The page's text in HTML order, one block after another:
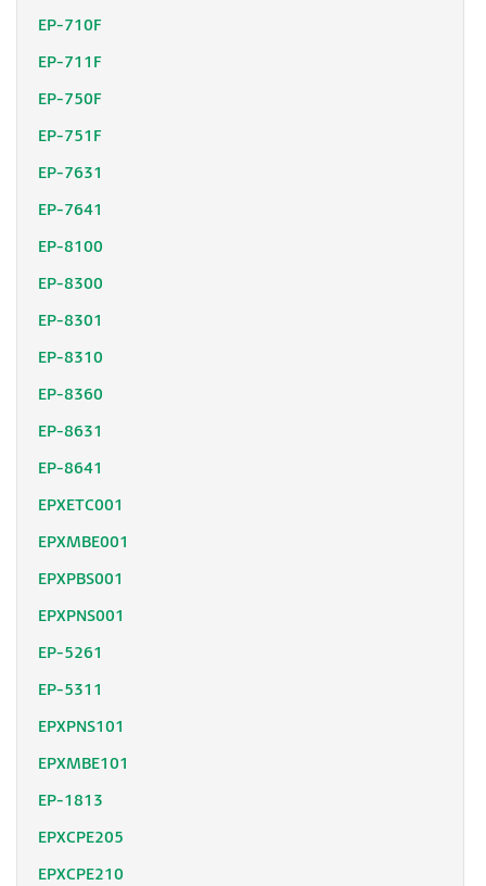
EP-710F
EP-711F
EP-750F
EP-751F
EP-7631
EP-7641
EP-8100
EP-8300
EP-8301
EP-8310
EP-8360
EP-8631
EP-8641
EPXETC001
EPXMBE001
EPXPBS001
EPXPNS001
EP-5261
EP-5311
EPXPNS101
EPXMBE101
EP-1813
EPXCPE205
EPXCPE210